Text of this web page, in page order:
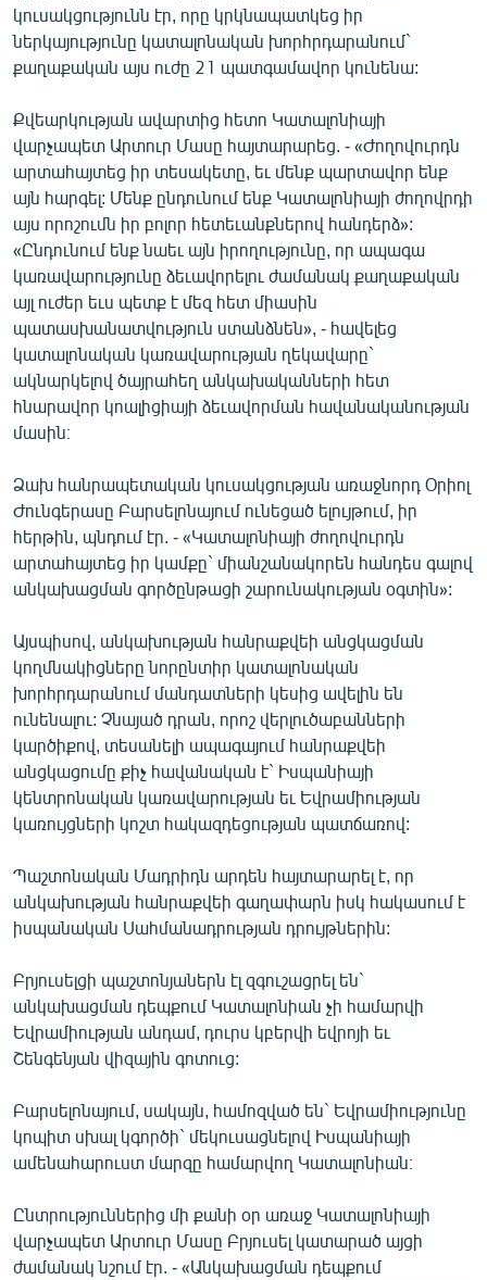
կուսակցությունն էր, որը կրկնապատկեց իր
ներկայությունը կատալոնական խորհրդարանում`
քաղաքական այս ուժը 21 պատգամավոր կունենա:
Քվեարկության ավարտից հետո Կատալոնիայի
վարչապետ Արտուր Մասը հայտարարեց. - «Ժողովուրդն
արտահայտեց իր տեսակետը, եւ մենք պարտավոր ենք
այն հարգել: Մենք ընդունում ենք Կատալոնիայի ժողովրդի
այս որոշումն իր բոլոր հետեւանքներով հանդերձ»:
«Ընդունում ենք նաեւ այն իրողությունը, որ ապագա
կառավարությունը ձեւավորելու ժամանակ քաղաքական
այլ ուժեր եւս պետք է մեզ հետ միասին
պատասխանատվություն ստանձնեն», - հավելեց
կատալոնական կառավարության ղեկավարը`
ակնարկելով ծայրահեղ անկախականների հետ
հնարավոր կոալիցիայի ձեւավորման հավանականության
մասին։
Ձախ հանրապետական կուսակցության առաջնորդ Օրիոլ
Ժունգերասը Բարսելոնայում ունեցած ելույթում, իր
հերթին, պնդում էր. - «Կատալոնիայի ժողովուրդն
արտահայտեց իր կամքը` միանշանակորեն հանդես գալով
անկախացման գործընթացի շարունակության օգտին»:
Այսպիսով, անկախության հանրաքվեի անցկացման
կողմնակիցները նորընտիր կատալոնական
խորհրդարանում մանդատների կեսից ավելին են
ունենալու: Չնայած դրան, որոշ վերլուծաբանների
կարծիքով, տեսանելի ապագայում հանրաքվեի
անցկացումը քիչ հավանական է` Իսպանիայի
կենտրոնական կառավարության եւ Եվրամիության
կառույցների կոշտ հակազդեցության պատճառով:
Պաշտոնական Մադրիդն արդեն հայտարարել է, որ
անկախության հանրաքվեի գաղափարն իսկ հակասում է
իսպանական Սահմանադրության դրույթներին:
Բրյուսելցի պաշտոնյաներն էլ զգուշացրել են`
անկախացման դեպքում Կատալոնիան չի համարվի
Եվրամիության անդամ, դուրս կբերվի եվրոյի եւ
Շենգենյան վիզային գոտուց:
Բարսելոնայում, սակայն, համոզված են` Եվրամիությունը
կոպիտ սխալ կգործի` մեկուսացնելով Իսպանիայի
ամենահարուստ մարզը համարվող Կատալոնիան։
Ընտրություններից մի քանի օր առաջ Կատալոնիայի
վարչապետ Արտուր Մասը Բրյուսել կատարած այցի
ժամանակ նշում էր. - «Անկախացման դեպքում